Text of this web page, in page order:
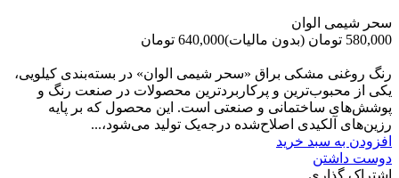
سحر شیمی الوان
580,000 تومان
(بدون مالیات)640,000 تومان
رنگ روغنی مشکی براق «سحر شیمی الوان» در بسته‌بندی کیلویی،
یکی از محبوب‌ترین و پرکاربردترین محصولات در صنعت رنگ و
پوشش‌های ساختمانی و صنعتی است. این محصول که بر پایه
رزین‌های آلکیدی اصلاح‌شده درجه‌یک تولید می‌شود،...
افزودن به سبد خرید
دوست داشتن
اشتراک گذاری